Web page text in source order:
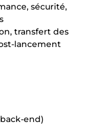
sécurité,
transfert des
lancement
end)